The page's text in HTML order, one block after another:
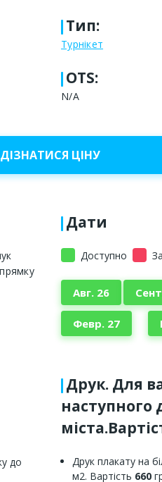
Тип:
Турнікет
OTS:
N/A
ДІЗНАТИСЯ ЦІНУ
Дати
Доступно
Авг. 26
Февр. 27
до
Друк. Для
наступного
Друк плакату на
м2. Вартість 660